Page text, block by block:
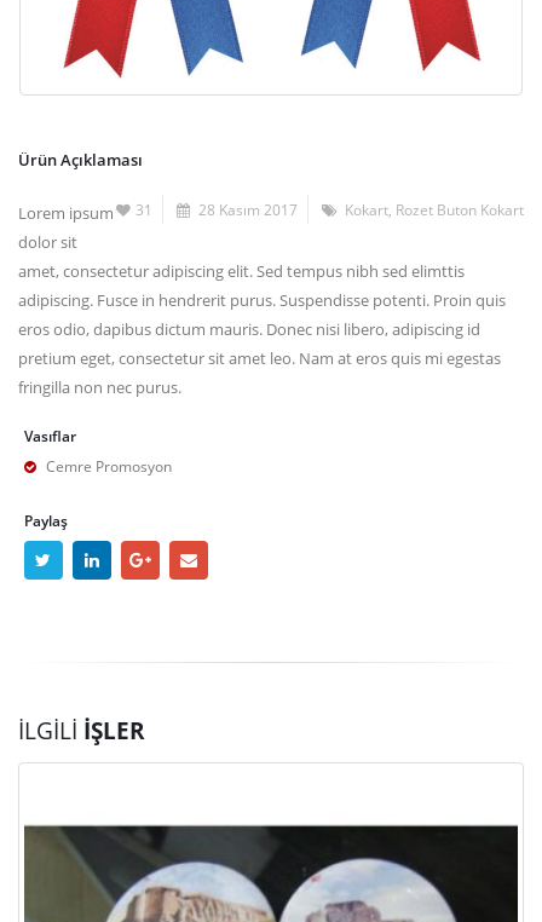
Ürün Açıklaması
31 28 Kasım 2017 Kokart Rozet Buton Kokart
Lorem ipsum
dolor sit
amet, consectetur adipiscing elit. Sed tempus nibh sed elimttis
adipiscing. Fusce in hendrerit purus. Suspendisse potenti. Proin quis
eros odio, dapibus dictum mauris. Donec nisi libero, adipiscing id
pretium eget, consectetur sit amet leo. Nam at eros quis mi egestas
fringilla non nec purus.
Vasıflar
Cemre Promosyon
Paylaş
İLGILI İŞLER